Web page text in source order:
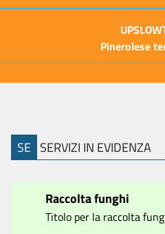
Pinerolese
SE SERVIZI IN EVIDENZA
Raccolta funghi
Titolo per la raccolta